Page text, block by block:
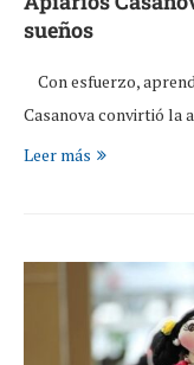
sueños
Con esfuerzo,
Casanova convirtió la
Leer más